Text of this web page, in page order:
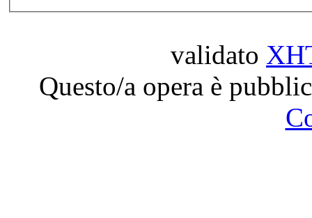
validato
Questo/a opera è